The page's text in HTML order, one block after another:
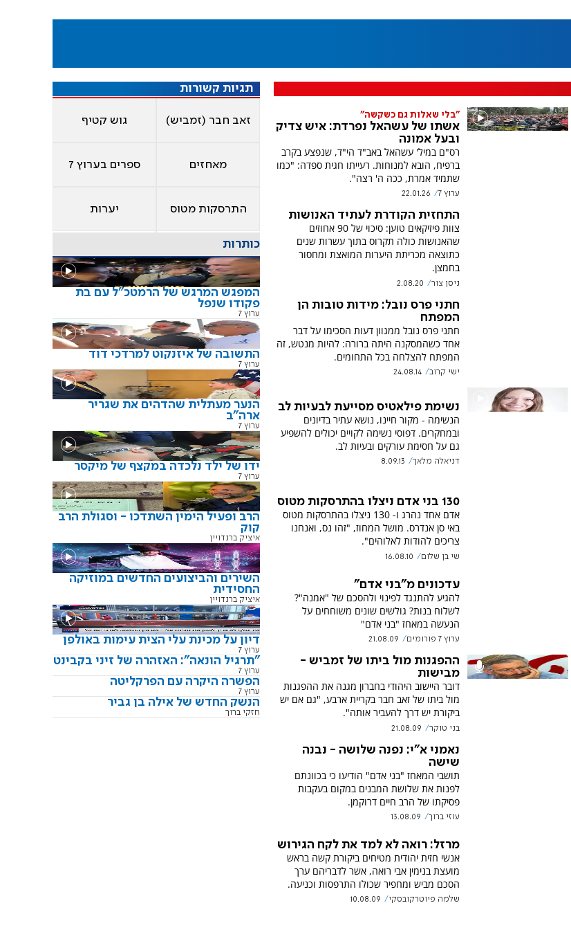
"בלי שאלות גם כשקשה"
אשתו של עשהאל נפרדת: איש צדיק
ובעל אמונה
רס"ם במיל' עשהאל באב"ד הי"ד, שנפצע בקרב
ברפיח, הובא למנוחות. רעייתו חגית ספדה: "כמו
שתמיד אמרת, ככה ה' רצה".
ערוץ 7 22.01.26
התחזית הקודרת לעתיד האנושות
צוות פיזיקאים טוען: סיכוי של 90 אחוזים
שהאנושות כולה תקרוס בתוך עשרות שנים
כתוצאה מכריתת היערות המואצת ומחסור
בחמצן.
ניסן צור 2.08.20
חתני פרס נובל: מידות טובות הן
המפתח
חתני פרס נובל ממגוון דעות הסכימו על דבר
אחד כשהמסקנה היתה ברורה: להיות מנטש, זה
המפתח להצלחה בכל התחומים.
ישי קרוב 24.08.14
נשימת פילאטיס מסייעת לבעיות לב
הנשימה - מקור חיינו, נושא עתיר בדיונים
ובמחקרים. דפוסי נשימה לקויים יכולים להשפיע
גם על חסימת עורקים ובעיות לב.
דניאלה מלאך 8.09.13
130 בני אדם ניצלו בהתרסקות מטוס
אדם אחד נהרג ו- 130 ניצלו בהתרסקות מטוס
באי סן אנדרס. מושל המחוז, "זהו נס, ואנחנו
צריכים להודות לאלוהים".
שי בן שלום 16.08.10
עדכונים מ"בני אדם"
להגיע להתנגד לפינוי ולהסכם של "אמנה"?
לשלוח בנות? גולשים שונים משוחחים על
הנעשה במאחז "בני אדם"
ערוץ 7 פורומים 21.08.09
ההפגנות מול ביתו של זמביש -
מבישות
דובר היישוב היהודי בחברון מגנה את ההפגנות
מול ביתו של זאב חבר בקריית ארבע, "גם אם יש
ביקורת יש דרך להעביר אותה".
בני טוקר 21.08.09
נאמני א"י: נפנה שלושה - נבנה
שישה
תושבי המאחז "בני אדם" הודיעו כי בכוונתם
לפנות את שלושת המבנים במקום בעקבות
פסיקתו של הרב חיים דרוקמן.
עוזי ברוך 13.08.09
מרזל: רואה לא למד את לקח הגירוש
אנשי חזית יהודית מטיחים ביקורת קשה בראש
מועצת בנימין אבי רואה, אשר לדבריהם ערך
הסכם מביש ומחפיר שכולו התרפסות וכניעה.
שלמה פיוטרקובסקי 10.08.09
תגיות קשורות
זאב חבר (זמביש) גוש קטיף
מאחזים ספרים בערוץ 7
התרסקות מטוס יערות
כותרות
המפגש המרגש של הרמטכ"ל עם בת
פקודו שנפל
ערוץ 7
התשובה של איזנקוט למרדכי דוד
ערוץ 7
הנער מעתלית שהדהים את שגריר
ארה"ב
ערוץ 7
ידו של ילד נלכדה במקצף של מיקסר
ערוץ 7
הרב ופעיל הימין השתדכו - וסגולת הרב
קוק
איציק ברנדויין
השירים והביצועים החדשים במוזיקה
החסידית
איציק ברנדויין
דיון על מכינת עלי הצית עימות באולפן
ערוץ 7
"תרגיל הונאה": האזהרה של זיני בקבינט
ערוץ 7
הפשרה היקרה עם הפרקליטה
ערוץ 7
הנשק החדש של אילה בן גביר
חזקי ברוך